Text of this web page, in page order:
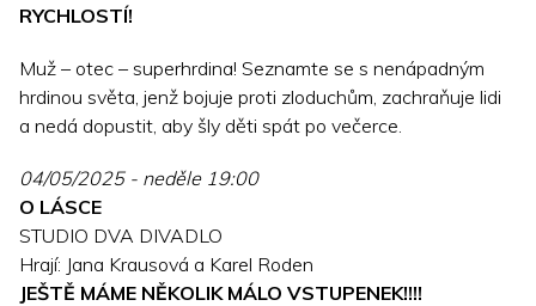
RYCHLOSTÍ!
Muž – otec – superhrdina! Seznamte se s nenápadným
hrdinou světa, jenž bojuje proti zloduchům, zachraňuje lidi
a nedá dopustit, aby šly děti spát po večerce.
04/05/2025 - neděle 19:00
O LÁSCE
STUDIO DVA DIVADLO
Hrají: Jana Krausová a Karel Roden
JEŠTĚ MÁME NĚKOLIK MÁLO VSTUPENEK!!!!